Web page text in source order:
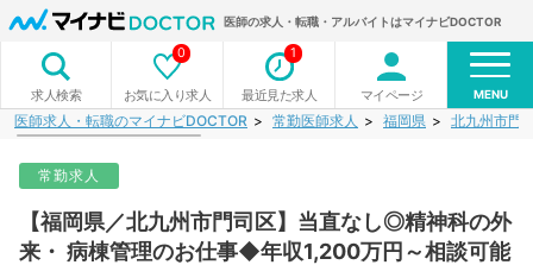
医師の求人・転職・アルバイトはマイナビDOCTOR
求人検索 お気に入り求人
0
最近見た求人
1
マイページ MENU
医師求人・転職のマイナビDOCTOR 常勤医師求人 福岡県 北九州市門
常勤求人
【福岡県／北九州市門司区】当直なし◎精神科の外
来・ 病棟管理のお仕事◆年収1,200万円～相談可能